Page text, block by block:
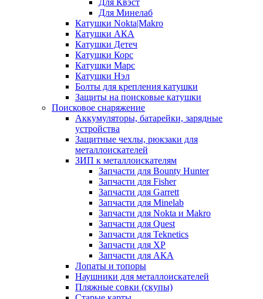
Для Минелаб
Катушки Nokta|Makro
Катушки АКА
Катушки Детеч
Катушки Корс
Катушки Марс
Катушки Нэл
Болты для крепления катушки
Защиты на поисковые катушки
Поисковое снаряжение
Аккумуляторы, батарейки, зарядные
устройства
Защитные чехлы, рюкзаки для
металлоискателей
ЗИП к металлоискателям
Запчасти для Bounty Hunter
Запчасти для Fisher
Запчасти для Garrett
Запчасти для Minelab
Запчасти для Nokta и Makro
Запчасти для Quest
Запчасти для Teknetics
Запчасти для XP
Запчасти для АКА
Лопаты и топоры
Наушники для металлоискателей
Пляжные совки (скупы)